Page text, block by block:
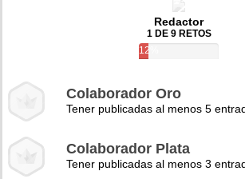
Redactor
1 DE 9 RETOS
12%
Colaborador Oro
Tener publicadas al menos 5
Colaborador Plata
Tener publicadas al menos 3